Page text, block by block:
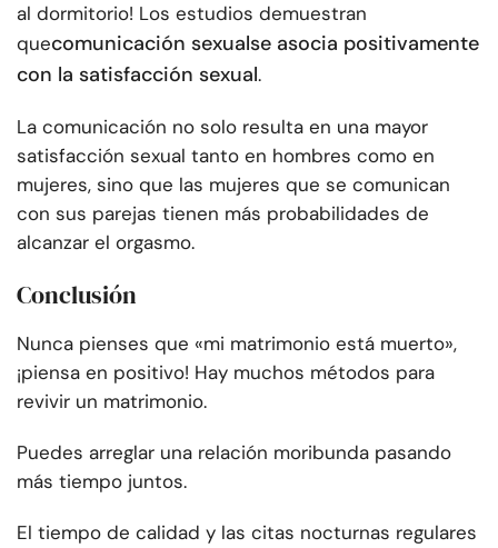
al dormitorio! Los estudios demuestran
quecomunicación sexualse asocia positivamente
con la satisfacción sexual.
La comunicación no solo resulta en una mayor
satisfacción sexual tanto en hombres como en
mujeres, sino que las mujeres que se comunican
con sus parejas tienen más probabilidades de
alcanzar el orgasmo.
Conclusión
Nunca pienses que «mi matrimonio está muerto»,
¡piensa en positivo! Hay muchos métodos para
revivir un matrimonio.
Puedes arreglar una relación moribunda pasando
más tiempo juntos.
El tiempo de calidad y las citas nocturnas regulares